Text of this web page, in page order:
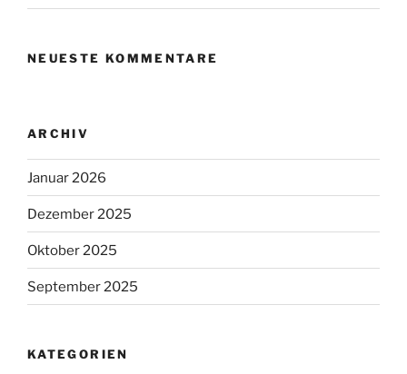
NEUESTE KOMMENTARE
ARCHIV
Januar 2026
Dezember 2025
Oktober 2025
September 2025
KATEGORIEN